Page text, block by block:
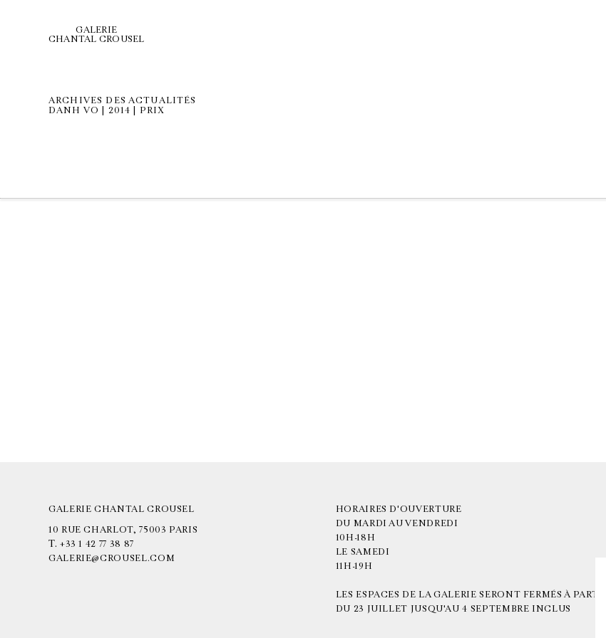
GALERIE
CHANTAL CROUSEL
ARCHIVES DES ACTUALITÉS
DANH VO | 2014 | PRIX
GALERIE CHANTAL CROUSEL
10 RUE CHARLOT, 75003 PARIS
T. +33 1 42 77 38 87
GALERIE@CROUSEL.COM
HORAIRES D'OUVERTURE
DU MARDI AU VENDREDI
10H-18H
LE SAMEDI
11H-19H
LES ESPACES DE LA GALERIE SERONT FERMÉS À PARTIR
DU 23 JUILLET JUSQU'AU 4 SEPTEMBRE INCLUS